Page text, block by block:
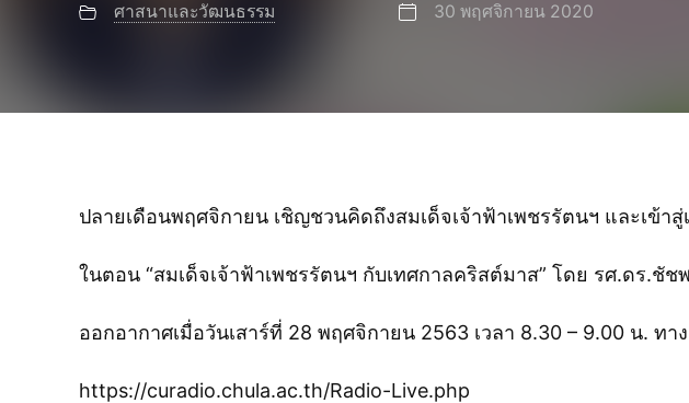
ศาสนาและวัฒนธรรม 30 พฤศจิกายน 2020
ปลายเดือนพฤศจิกายน เชิญชวนคิดถึงสมเด็จเจ้าฟ้าเพชรรัตนฯ และเข้า
ในตอน “สมเด็จเจ้าฟ้าเพชรรัตนฯ กับเทศกาลคริสต์มาส” โดย รศ.ดร
ออกอากาศเมื่อวันเสาร์ที่​ 28 พฤศจิกายน 2563 เวลา 8.30 – 9.00 น. ทา
https://curadio.chula.ac.th/Radio-Live.php